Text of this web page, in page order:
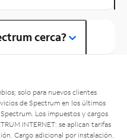
cerca?
solo para nuevos clientes
de Spectrum en los últimos
Los impuestos y cargos
INTERNET: se aplican tarifas
Cargo adicional por instalación.